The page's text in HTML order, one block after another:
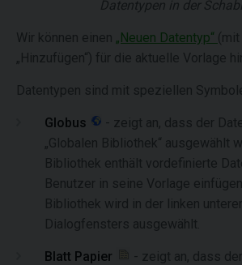
Datentypen in der
Wir können einen „Neuen Datentyp“
„Hinzufügen“) für die aktuelle Vorlage
Datentypen sind mit speziellen
Globus
- zeigt an, dass der
„Globalen Bibliothek“ ausgewählt
Bibliothek enthält vordefinierte
Benutzer in seine Vorlage
Bibliothek wird in der linken
Dialogfensters ausgewählt.
Blatt Papier
- zeigt an, dass